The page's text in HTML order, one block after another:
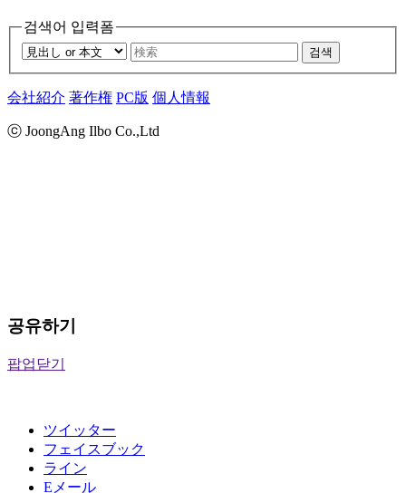
검색어 입력폼
검색
会社紹介 著作権 PC版 個人情報
ⓒ JoongAng Ilbo Co.,Ltd
공유하기
팝업닫기
ツイッター
フェイスブック
ライン
Eメール